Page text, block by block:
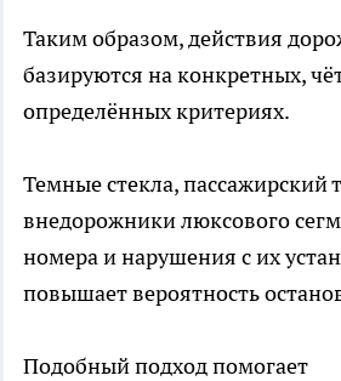
Таким образом, действия
базируются на конкретных,
определённых критериях.
Темные стекла, пассажирский
внедорожники люксового
номера и нарушения с их
повышает вероятность
Подобный подход помогает